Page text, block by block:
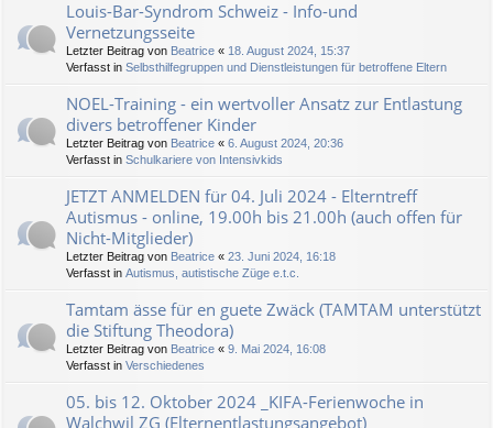
Louis-Bar-Syndrom Schweiz - Info-und
Vernetzungsseite
Letzter Beitrag von Beatrice « 18. August 2024, 15:37
Verfasst in Selbsthilfegruppen und Dienstleistungen für betroffene Eltern
NOEL-Training - ein wertvoller Ansatz zur Entlastung
divers betroffener Kinder
Letzter Beitrag von Beatrice « 6. August 2024, 20:36
Verfasst in Schulkariere von Intensivkids
JETZT ANMELDEN für 04. Juli 2024 - Elterntreff
Autismus - online, 19.00h bis 21.00h (auch offen für
Nicht-Mitglieder)
Letzter Beitrag von Beatrice « 23. Juni 2024, 16:18
Verfasst in Autismus, autistische Züge e.t.c.
Tamtam ässe für en guete Zwäck (TAMTAM unterstützt
die Stiftung Theodora)
Letzter Beitrag von Beatrice « 9. Mai 2024, 16:08
Verfasst in Verschiedenes
05. bis 12. Oktober 2024 _KIFA-Ferienwoche in
Walchwil ZG (Elternentlastungsangebot)